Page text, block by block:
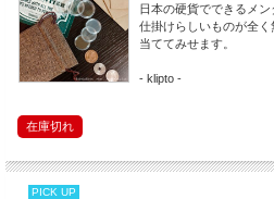
詳細説明 ＆ 店主レビュー
傑作トリック、WOWのパスケース型タ
WOWの特徴は何かで覆ったりせずに、
と徐々に絵や文字が浮かび上がってく
これまで色々なタイプが発売されてき
プは良いですね。用具がチープに見え
品として自然な演技ができるところが
日本の硬貨でできるメン
仕掛けらしいものが全
当ててみせます。
- klipto -
在庫切れ
PICK UP